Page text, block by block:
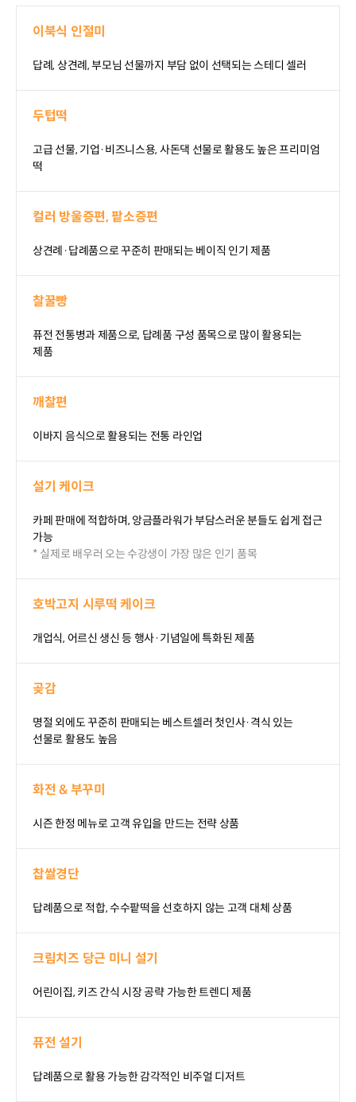
이북식 인절미
답례, 상견례, 부모님 선물까지 부담 없이 선택되는 스테디 셀러
두텁떡
고급 선물, 기업·비즈니스용, 사돈댁 선물로 활용도 높은 프리미엄
떡
컬러 방울증편, 팥소증편
상견례·답례품으로 꾸준히 판매되는 베이직 인기 제품
찰꿀빵
퓨전 전통병과 제품으로, 답례품 구성 품목으로 많이 활용되는
제품
깨찰편
이바지 음식으로 활용되는 전통 라인업
설기 케이크
카페 판매에 적합하며, 앙금플라워가 부담스러운 분들도 쉽게 접근
가능
* 실제로 배우러 오는 수강생이 가장 많은 인기 품목
호박고지 시루떡 케이크
개업식, 어르신 생신 등 행사·기념일에 특화된 제품
곶감
명절 외에도 꾸준히 판매되는 베스트셀러 첫인사·격식 있는
선물로 활용도 높음
화전 & 부꾸미
시즌 한정 메뉴로 고객 유입을 만드는 전략 상품
찹쌀경단
답례품으로 적합, 수수팥떡을 선호하지 않는 고객 대체 상품
크림치즈 당근 미니 설기
어린이집, 키즈 간식 시장 공략 가능한 트렌디 제품
퓨전 설기
답례품으로 활용 가능한 감각적인 비주얼 디저트